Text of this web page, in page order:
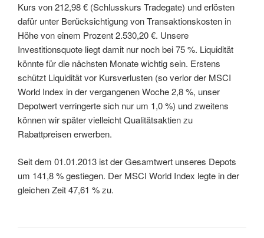
Kurs von 212,98 € (Schlusskurs Tradegate) und erlösten
dafür unter Berücksichtigung von Transaktionskosten in
Höhe von einem Prozent 2.530,20 €. Unsere
Investitionsquote liegt damit nur noch bei 75 %. Liquidität
könnte für die nächsten Monate wichtig sein. Erstens
schützt Liquidität vor Kursverlusten (so verlor der MSCI
World Index in der vergangenen Woche 2,8 %, unser
Depotwert verringerte sich nur um 1,0 %) und zweitens
können wir später vielleicht Qualitätsaktien zu
Rabattpreisen erwerben.
Seit dem 01.01.2013 ist der Gesamtwert unseres Depots
um 141,8 % gestiegen. Der MSCI World Index legte in der
gleichen Zeit 47,61 % zu.